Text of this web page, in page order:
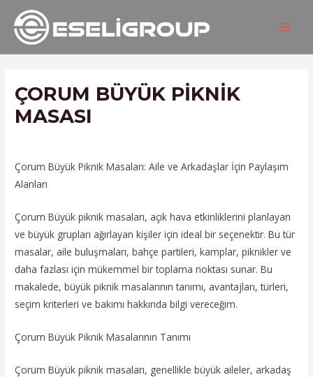
İçeriğe
atla
ÇORUM BÜYÜK PIKNIK
MASASI
Çorum Büyük Piknik Masaları: Aile ve Arkadaşlar İçin Paylaşım
Alanları
Çorum Büyük piknik masaları, açık hava etkinliklerini planlayan
ve büyük grupları ağırlayan kişiler için ideal bir seçenektir. Bu tür
masalar, aile buluşmaları, bahçe partileri, kamplar, piknikler ve
daha fazlası için mükemmel bir toplama noktası sunar. Bu
makalede, büyük piknik masalarının tanımı, avantajları, türleri,
seçim kriterleri ve bakımı hakkında bilgi vereceğim.
Çorum Büyük Piknik Masalarının Tanımı
Çorum Büyük piknik masaları, genellikle büyük aileler, arkadaş
Yazı
gezinmesi